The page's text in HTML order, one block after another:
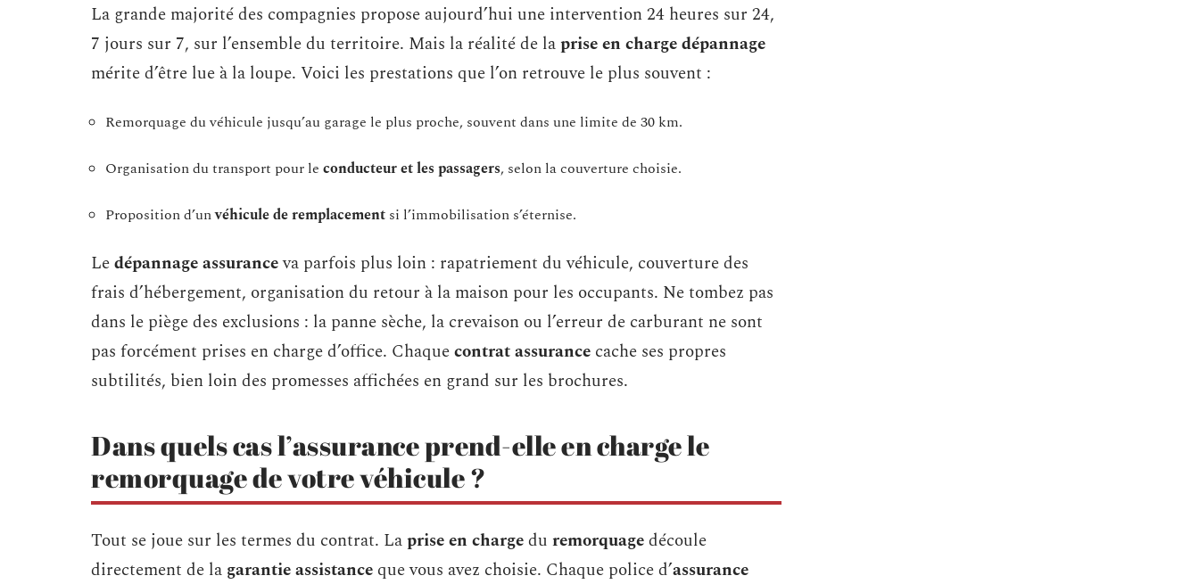
La grande majorité des compagnies propose aujourd’hui une intervention 24 heures sur 24,
7 jours sur 7, sur l’ensemble du territoire. Mais la réalité de laprise en charge dépannage
mérite d’être lue à la loupe. Voici les prestations que l’on retrouve le plus souvent :
Remorquage du véhicule jusqu’au garage le plus proche, souvent dans une limite de 30 km.
Organisation du transport pour le conducteur et les passagers, selon la couverture choisie.
Proposition d’unvéhicule de remplacement si l’immobilisation s’éternise.
Ledépannage assuranceva parfois plus loin : rapatriement du véhicule, couverture des
frais d’hébergement, organisation du retour à la maison pour les occupants. Ne tombez pas
dans le piège des exclusions : la panne sèche, la crevaison ou l’erreur de carburant ne sont
pas forcément prises en charge d’office. Chaquecontrat assurance cache ses propres
subtilités, bien loin des promesses affichées en grand sur les brochures.
Dans quels cas l’assurance prend-elle en charge le
remorquage de votre véhicule ?
Tout se joue sur les termes du contrat. Laprise en chargedu remorquagedécoule
directement de la garantie assistance que vous avez choisie. Chaque police d’assurance